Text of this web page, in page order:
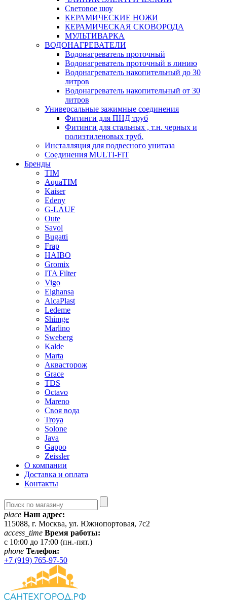
Световое шоу
КЕРАМИЧЕСКИЕ НОЖИ
КЕРАМИЧЕСКАЯ СКОВОРОДА
МУЛЬТИВАРКА
ВОДОНАГРЕВАТЕЛИ
Водонагреватель проточный
Водонагреватель проточный в линию
Водонагреватель накопительный до 30
литров
Водонагреватель накопительный от 30
литров
Универсальные зажимные соединения
Фитинги для ПНД труб
Фитинги для стальных , т.н. черных и
полиэтиленовых труб.
Инсталляция для подвесного унитаза
Соединения MULTI-FIT
Бренды
TIM
AquaTIM
Kaiser
Edeny
G-LAUF
Oute
Savol
Bugatti
Frap
HAIBO
Gromix
ITA Filter
Vigo
Elghansa
AlcaPlast
Ledeme
Shimge
Marlino
Sweberg
Kalde
Marta
Аквасторож
Grace
TDS
Octavo
Mareno
Своя вода
Troya
Solone
Java
Gappo
Zeissler
О компании
Доставка и оплата
Контакты
place Наш адрес:
115088, г. Москва, ул. Южнопортовая, 7с2
access_time Время работы:
c 10:00 до 17:00 (пн.-пят.)
phone Телефон:
+7 (919) 765-97-50